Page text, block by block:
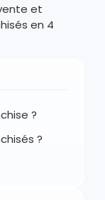
et
en 4
?
?